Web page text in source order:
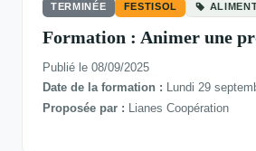
TERMINÉE FESTISOL
Formation : Animer une
Publié le 08/09/2025
Date de la formation : Lundi 29
Proposée par : Lianes Coopération